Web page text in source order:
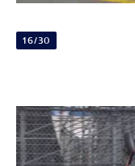
16/30